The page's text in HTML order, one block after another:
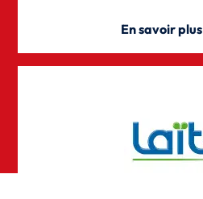
En savoir plus